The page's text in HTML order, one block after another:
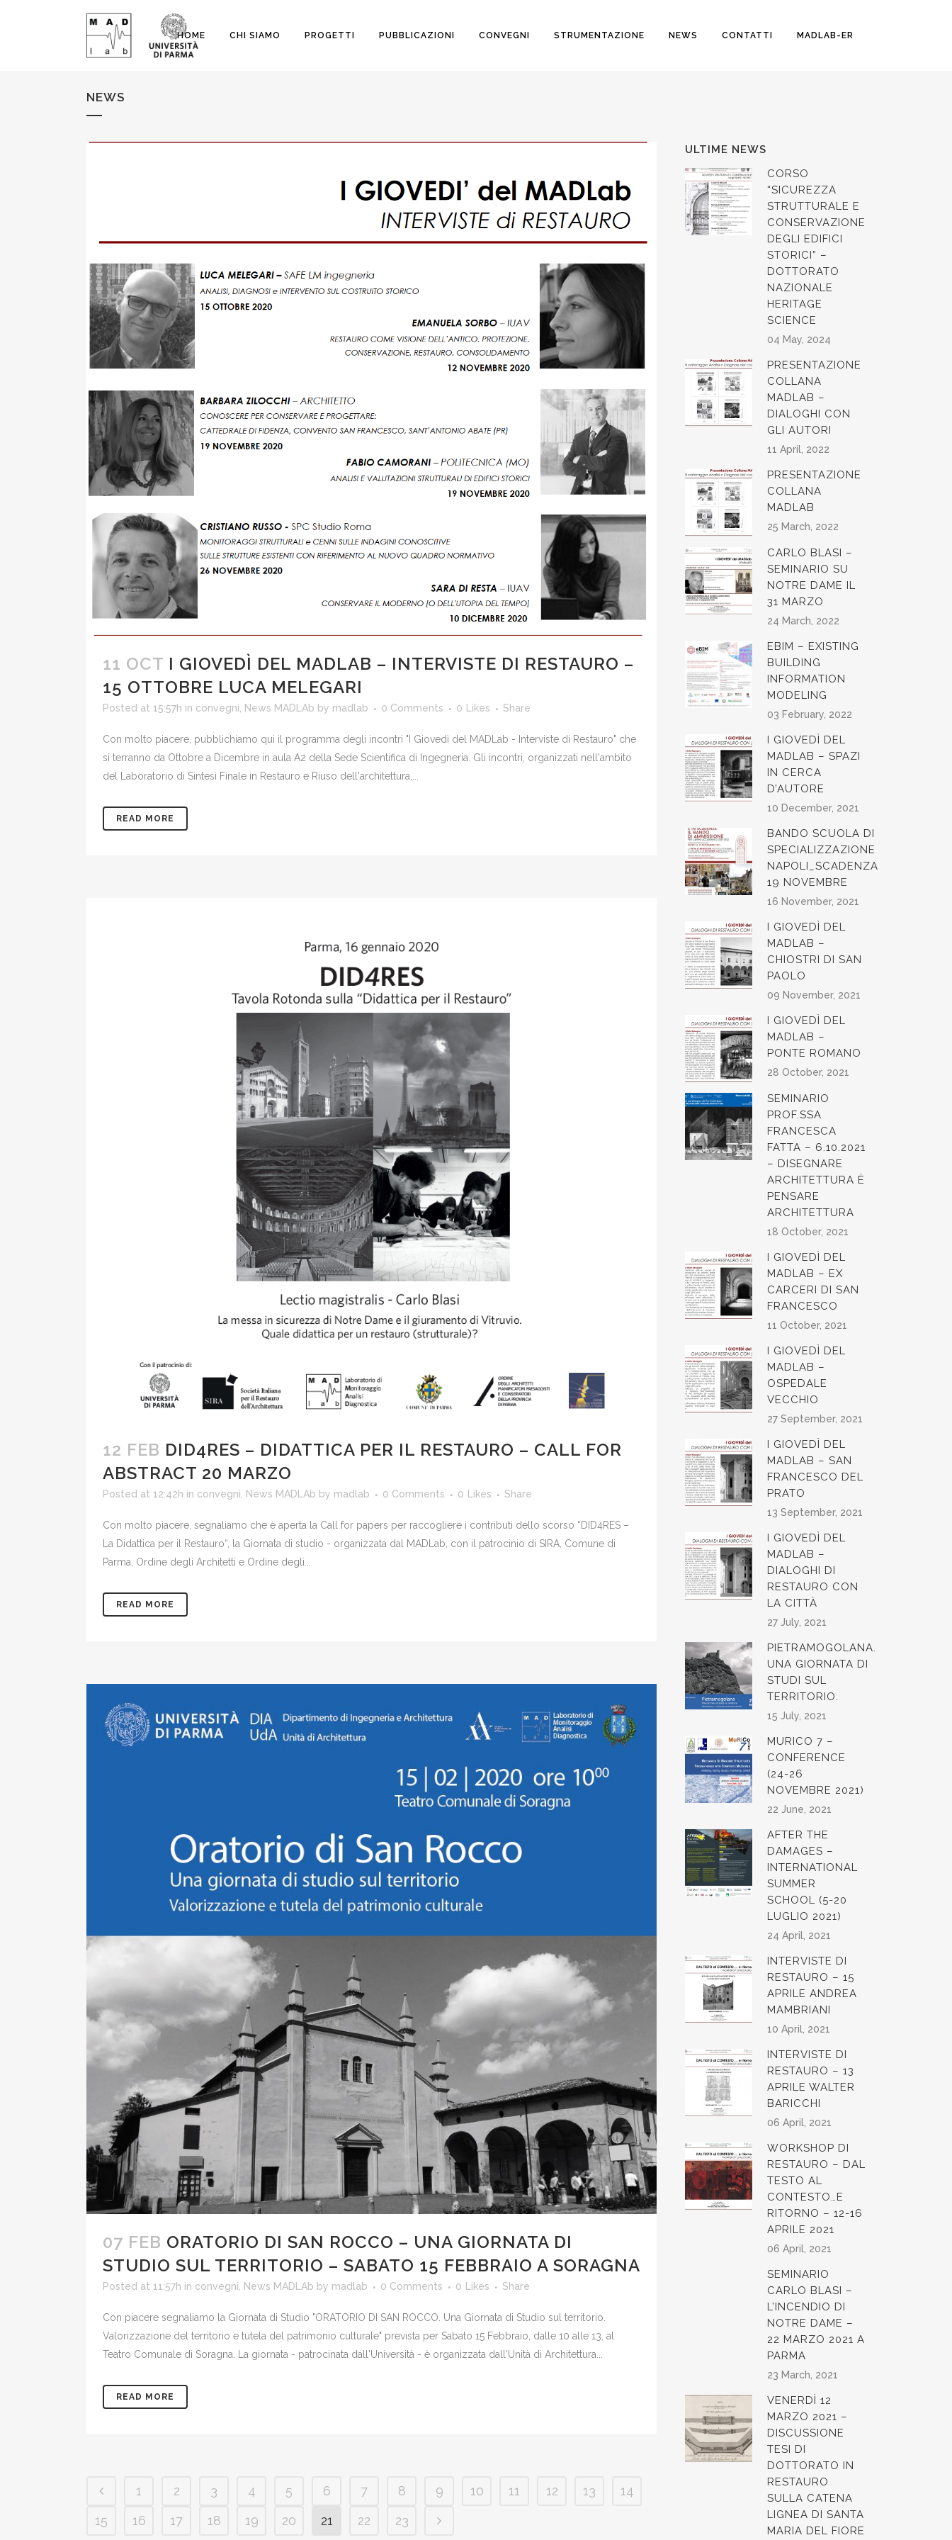
HOME CHI SIAMO PROGETTI PUBBLICAZIONI CONVEGNI STRUMENTAZIONE NEWS CONTATTI MADLAB-ER
NEWS
11 OCT I GIOVEDÌ DEL MADLAB – INTERVISTE DI RESTAURO –
15 OTTOBRE LUCA MELEGARI
Posted at 15:57h in convegni News MADLAb by madlab 0 Comments 0 Likes Share
Con molto piacere, pubblichiamo qui il programma degli incontri "I Giovedì del MADLab - Interviste di Restauro" che
si terranno da Ottobre a Dicembre in aula A2 della Sede Scientifica di Ingegneria. Gli incontri, organizzati nell'ambito
del Laboratorio di Sintesi Finale in Restauro e Riuso dell'architettura,...
READ MORE
12 FEB DID4RES – DIDATTICA PER IL RESTAURO – CALL FOR
ABSTRACT 20 MARZO
Posted at 12:42h in convegni, News MADLAb by madlab 0 Comments 0 Likes Share
Con molto piacere, segnaliamo che è aperta la Call for papers per raccogliere i contributi dello scorso “DID4RES –
La Didattica per il Restauro“, la Giornata di studio - organizzata dal MADLab, con il patrocinio di SIRA, Comune di
Parma, Ordine degli Architetti e Ordine degli...
READ MORE
07 FEB ORATORIO DI SAN ROCCO – UNA GIORNATA DI
STUDIO SUL TERRITORIO – SABATO 15 FEBBRAIO A SORAGNA
Posted at 11:57h in convegni News MADLAb by madlab 0 Comments 0 Likes Share
Con piacere segnaliamo la Giornata di Studio "ORATORIO DI SAN ROCCO. Una Giornata di Studio sul territorio.
Valorizzazione del territorio e tutela del patrimonio culturale" prevista per Sabato 15 Febbraio, dalle 10 alle 13, al
Teatro Comunale di Soragna. La giornata - patrocinata dall'Università - è organizzata dall'Unità di Architettura...
READ MORE
1 2 3 4 5 6 7 8 9 10 11 12 13
14
15
16 17 18 19 20 21 22 23
ULTIME NEWS
CORSO
“SICUREZZA
STRUTTURALE E
CONSERVAZIONE
DEGLI EDIFICI
STORICI” –
DOTTORATO
NAZIONALE
HERITAGE
SCIENCE
04 May, 2024
PRESENTAZIONE
COLLANA
MADLAB –
DIALOGHI CON
GLI AUTORI
11 April, 2022
PRESENTAZIONE
COLLANA
MADLAB
25 March, 2022
CARLO BLASI –
SEMINARIO SU
NOTRE DAME IL
31 MARZO
24 March, 2022
EBIM – EXISTING
BUILDING
INFORMATION
MODELING
03 February, 2022
I GIOVEDÌ DEL
MADLAB – SPAZI
IN CERCA
D’AUTORE
10 December, 2021
BANDO SCUOLA DI
SPECIALIZZAZIONE
NAPOLI_SCADENZA
19 NOVEMBRE
16 November, 2021
I GIOVEDÌ DEL
MADLAB –
CHIOSTRI DI SAN
PAOLO
09 November, 2021
I GIOVEDÌ DEL
MADLAB –
PONTE ROMANO
28 October, 2021
SEMINARIO
PROF.SSA
FRANCESCA
FATTA – 6.10.2021
– DISEGNARE
ARCHITETTURA È
PENSARE
ARCHITETTURA
18 October, 2021
I GIOVEDÌ DEL
MADLAB – EX
CARCERI DI SAN
FRANCESCO
11 October, 2021
I GIOVEDÌ DEL
MADLAB –
OSPEDALE
VECCHIO
27 September, 2021
I GIOVEDÌ DEL
MADLAB – SAN
FRANCESCO DEL
PRATO
13 September, 2021
I GIOVEDÌ DEL
MADLAB –
DIALOGHI DI
RESTAURO CON
LA CITTÀ
27 July, 2021
PIETRAMOGOLANA.
UNA GIORNATA DI
STUDI SUL
TERRITORIO.
15 July, 2021
MURICO 7 –
CONFERENCE
(24-26
NOVEMBRE 2021)
22 June, 2021
AFTER THE
DAMAGES –
INTERNATIONAL
SUMMER
SCHOOL (5-20
LUGLIO 2021)
24 April, 2021
INTERVISTE DI
RESTAURO – 15
APRILE ANDREA
MAMBRIANI
10 April, 2021
INTERVISTE DI
RESTAURO – 13
APRILE WALTER
BARICCHI
06 April, 2021
WORKSHOP DI
RESTAURO – DAL
TESTO AL
CONTESTO…E
RITORNO – 12-16
APRILE 2021
06 April, 2021
SEMINARIO
CARLO BLASI –
L’INCENDIO DI
NOTRE DAME –
22 MARZO 2021 A
PARMA
23 March, 2021
VENERDÌ 12
MARZO 2021 –
DISCUSSIONE
TESI DI
DOTTORATO IN
RESTAURO
SULLA CATENA
LIGNEA DI SANTA
MARIA DEL FIORE